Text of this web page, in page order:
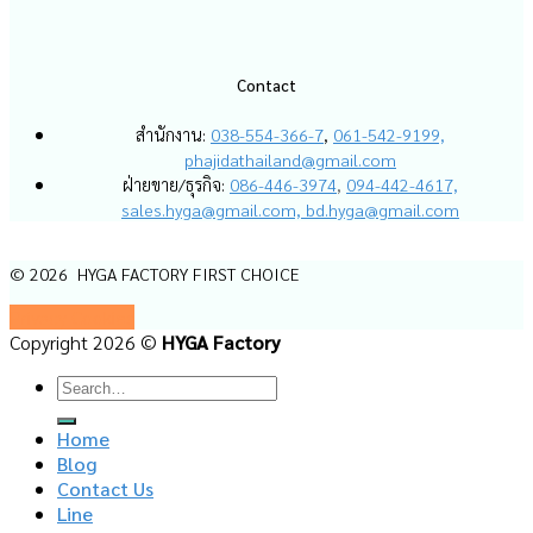
Contact
สำนักงาน: 038-554-366-7, 061-542-9199,
phajidathailand@gmail.com
ฝ่ายขาย/ธุรกิจ: 086-446-3974, 094-442-4617,
sales.hyga@gmail.com, bd.hyga@gmail.com
© 2026 HYGA FACTORY FIRST CHOICE
Copyright 2026 © HYGA Factory
Home
Blog
Contact Us
Line